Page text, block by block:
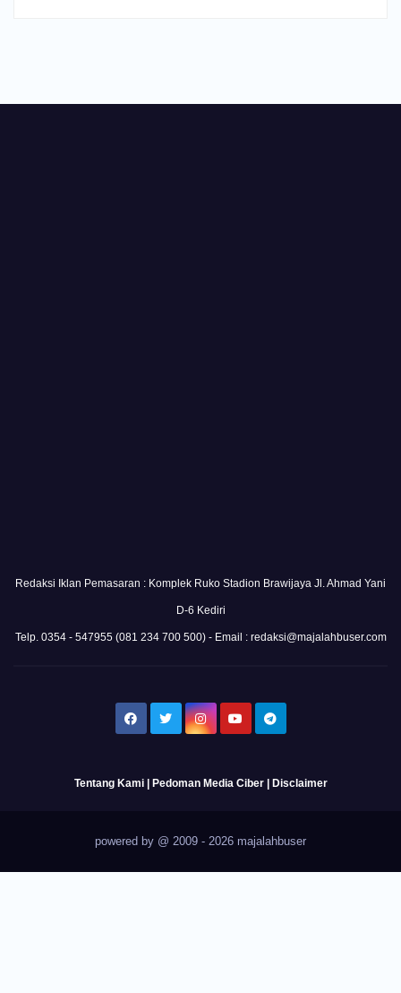
Redaksi Iklan Pemasaran : Komplek Ruko Stadion Brawijaya Jl. Ahmad Yani
D-6 Kediri
Telp. 0354 - 547955 (081 234 700 500) - Email : redaksi@majalahbuser.com
Tentang Kami| Pedoman Media Ciber| Disclaimer
powered by @ 2009 - 2026 majalahbuser